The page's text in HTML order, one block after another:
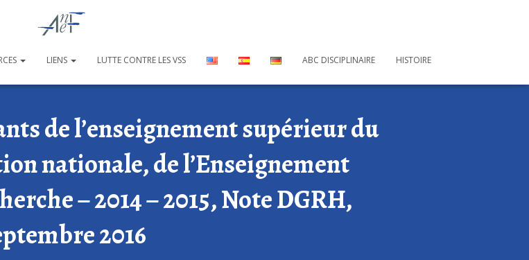
LIENS LUTTE CONTRE LES VSS ABC DISCIPLINAIRE HISTOIRE
de l’enseignement supérieur du
nationale, de l’Enseignement
– 2014 – 2015, Note DGRH,
2016